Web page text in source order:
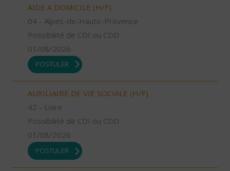
AIDE A DOMICILE (H/F)
04 - Alpes-de-Haute-Provence
Possibilité de CDI ou CDD
01/08/2026
POSTULER
AUXILIAIRE DE VIE SOCIALE (H/F)
42 - Loire
Possibilité de CDI ou CDD
01/08/2026
POSTULER